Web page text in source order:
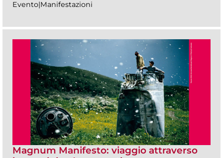
Evento|Manifestazioni
Magnum Manifesto: viaggio attraverso